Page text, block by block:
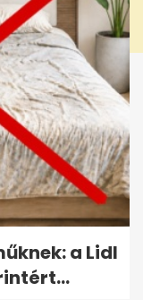
a Lidl